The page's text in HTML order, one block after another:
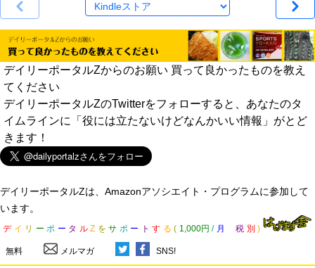
デイリーポータルZからのお願い 買って良かったものを教え
てください
デイリーポータルZのTwitterをフォローすると、あなたのタ
イムラインに「役には立たないけどなんかいい情報」がとど
きます！
デイリーポータルZは、Amazonアソシエイト・プログラムに参加して
います。
デ イ リ ー ポ ー タ ル Z を サ ポ ー ト す る ( 1,000円 / 月 税 別 )
無料 メルマガ SNS!